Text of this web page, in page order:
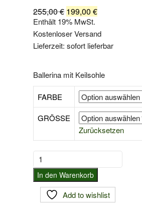
255,00€ Ursprünglicher
Preis
war:
255,00 €
199,00€Aktueller
Preis
199,00 €.
Enthält 19% MwSt.
Kostenloser Versand
Lieferzeit: sofort lieferbar
Ballerina mit Keilsohle
FARBE
GRÖSSE
Zurücksetzen
Arche
Ballerina
mit
Keilsohle
Anyako
In den Warenkorb
Add to wishlist